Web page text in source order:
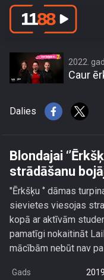
Blondajai
2022.
Caur
Dalies
Blondajai
strādāšanu
"Ērkšķu ‘’ dāmas
sievietes viesojas
kopā ar aktīvām
pamatīgi nokaitināt
mācībām nebūt nav
Gads 2019